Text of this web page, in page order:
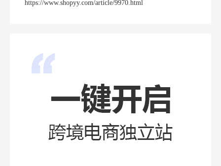
https://www.shopyy.com/article/9970.html